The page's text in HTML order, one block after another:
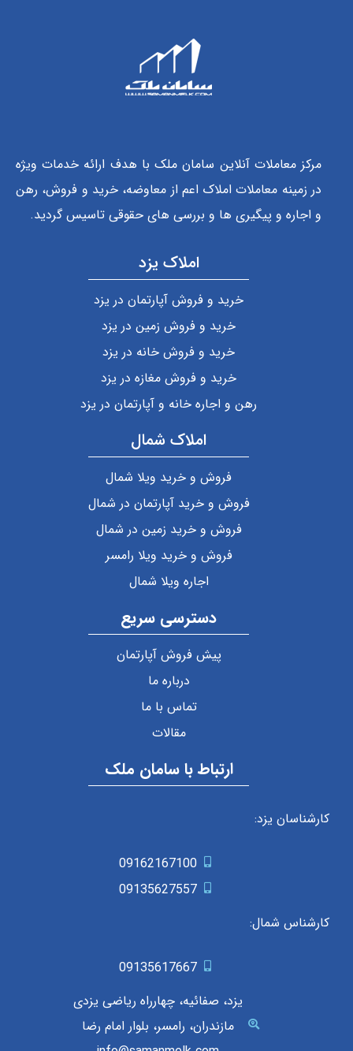
مرکز معاملات آنلاین سامان ملک با هدف ارائه خدمات ویژه
در زمینه معاملات املاک اعم از معاوضه، خرید و فروش، رهن
و اجاره و پیگیری ها و بررسی های حقوقی تاسیس گردید.
املاک یزد
خرید و فروش آپارتمان در یزد
خرید و فروش زمین در یزد
خرید و فروش خانه در یزد
خرید و فروش مغازه در یزد
رهن و اجاره خانه و آپارتمان در یزد
املاک شمال
فروش و خرید ویلا شمال
فروش و خرید آپارتمان در شمال
فروش و خرید زمین در شمال
فروش و خرید ویلا رامسر
اجاره ویلا شمال
دسترسی سریع
پیش فروش آپارتمان
درباره ما
تماس با ما
مقالات
ارتباط با سامان ملک
کارشناسان یزد:
09162167100
09135627557
کارشناس شمال:
09135617667
یزد، صفائیه، چهارراه ریاضی یزدی
مازندران، رامسر، بلوار امام رضا